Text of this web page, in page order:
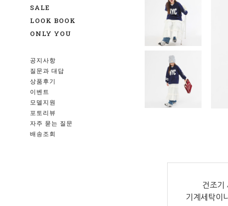
SALE
LOOK BOOK
ONLY YOU
공지사항
질문과 대답
상품후기
이벤트
모델지원
포토리뷰
자주 묻는 질문
배송조회
건조기
기계세탁이